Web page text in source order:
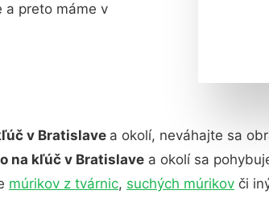
a preto máme v
v Bratislave a okolí, neváhajte sa
na kľúč v Bratislave a okolí sa
múrikov z tvárnic, suchých múrikov či